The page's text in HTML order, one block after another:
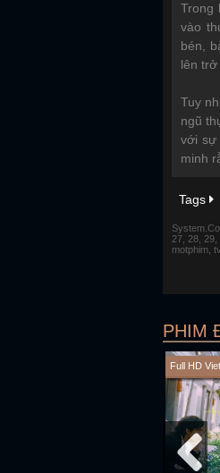
Trong
vào
bén,
lên trở
Tuy
ngũ
với sự
minh
Tags
27, 28,
motphim,
PHIM
Full HD